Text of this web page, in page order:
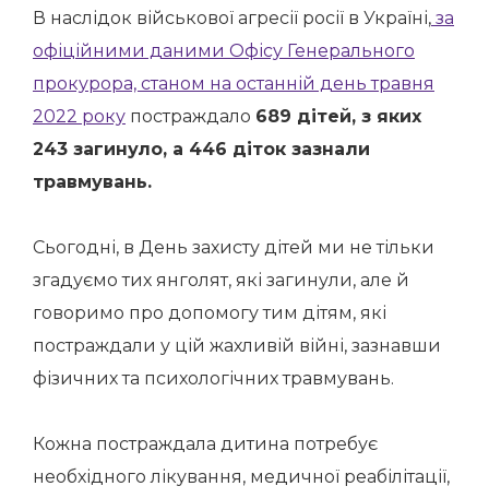
В наслідок військової агресії росії в Україні, за
офіційними даними Офісу Генерального
прокурора, станом на останній день травня
2022 року постраждало 689 дітей, з яких
243 загинуло, а 446 діток зазнали
травмувань.
Сьогодні, в День захисту дітей ми не тільки
згадуємо тих янголят, які загинули, але й
говоримо про допомогу тим дітям, які
постраждали у цій жахливій війні, зазнавши
фізичних та психологічних травмувань.
Кожна постраждала дитина потребує
необхідного лікування, медичної реабілітації,